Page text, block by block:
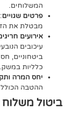
: הזנת כתובת
הזכאות לקבלת
חריגים במשק: ההטבה
מכוח עליון
חסימות כבישים, מזג
ותקרת הטבה
לא יעבור את ה-500 נקודות.
מצד